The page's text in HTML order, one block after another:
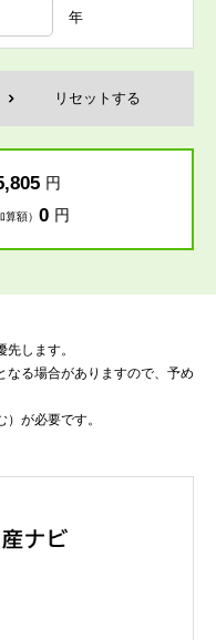
年
リセットする
円
算額） 0 円
します。
なる場合がありますので、予め
が必要です。